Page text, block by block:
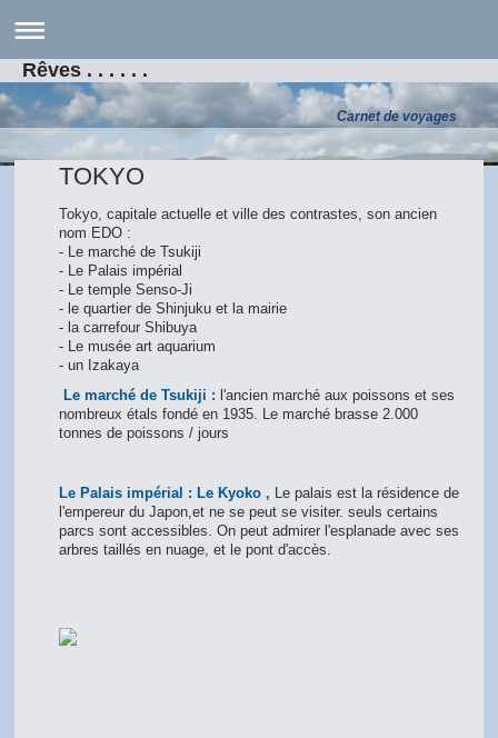
Rêves . . . . . .
Carnet de voyages
TOKYO
Tokyo, capitale actuelle et ville des contrastes, son ancien
nom EDO :
- Le marché de Tsukiji
- Le Palais impérial
- Le temple Senso-Ji
- le quartier de Shinjuku et la mairie
- la carrefour Shibuya
- Le musée art aquarium
- un Izakaya
Le marché de Tsukiji : l'ancien marché aux poissons et ses
nombreux étals fondé en 1935. Le marché brasse 2.000
tonnes de poissons / jours
Le Palais impérial : Le Kyoko , Le palais est la résidence de
l'empereur du Japon,et ne se peut se visiter. seuls certains
parcs sont accessibles. On peut admirer l'esplanade avec ses
arbres taillés en nuage, et le pont d'accès.